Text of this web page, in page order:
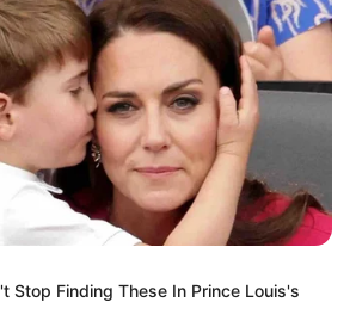
Stop Finding These In Prince Louis's